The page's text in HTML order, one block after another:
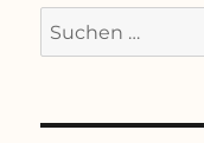
Suchen
nach: